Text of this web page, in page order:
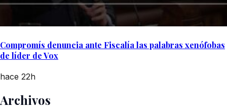
Compromís denuncia ante Fiscalía las palabras xenófobas
de líder de Vox
hace 22h
Archivos